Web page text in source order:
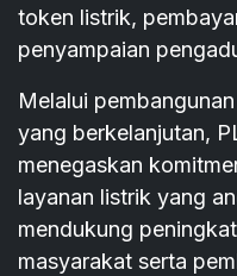
token listrik,
penyampaian
Melalui
yang berkelanjutan,
menegaskan
layanan listrik yang
mendukung
masyarakat serta